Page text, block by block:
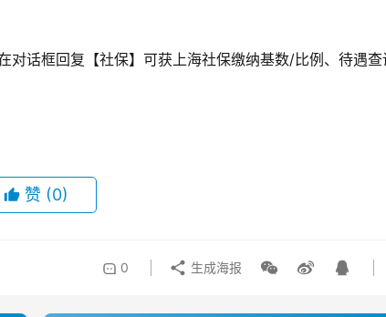
对话框回复【社保】可获上海社保缴纳基数/比例、待遇查
赞 (0)
0 生成海报